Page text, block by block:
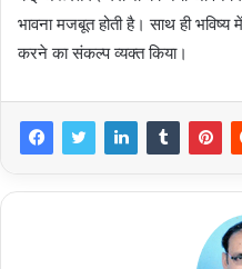
भावना मजबूत होती है। साथ ही
करने का संकल्प व्यक्त किया।